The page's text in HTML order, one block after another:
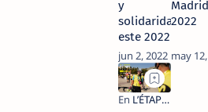
y
solidaridad
este 2022
Madrid
2022